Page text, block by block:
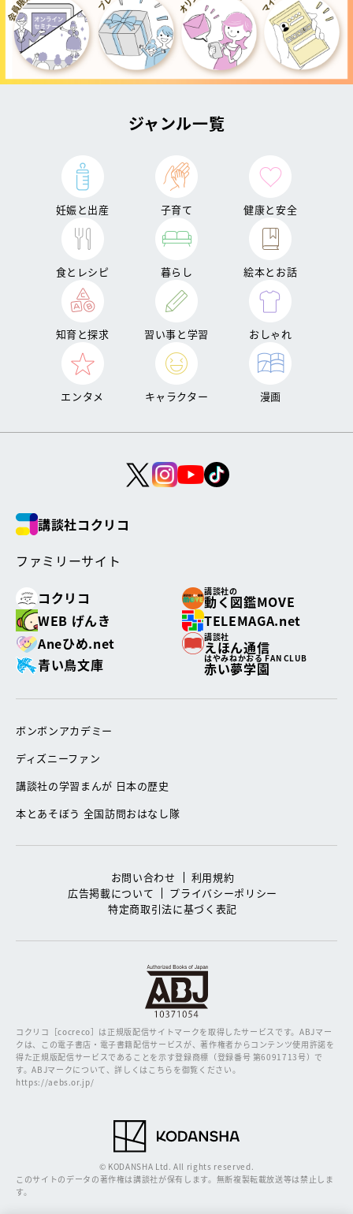
ジャンル一覧
妊娠と出産 子育て 健康と安全
食とレシピ 暮らし 絵本とお話
知育と探求 習い事と学習 おしゃれ
エンタメ キャラクター 漫画
講談社コクリコ
ファミリーサイト
コクリコ
講談社の
動く図鑑MOVE
WEB げんき
TELEMAGA.net
Aneひめ.net
講談社
えほん通信
青い鳥文庫
はやみねかおる FAN CLUB
赤い夢学園
ボンボンアカデミー
ディズニーファン
講談社の学習まんが 日本の歴史
本とあそぼう 全国訪問おはなし隊
お問い合わせ
利用規約
広告掲載について
プライバシーポリシー
特定商取引法に基づく表記
コクリコ［cocreco］は正規版配信サイトマークを取得したサービスです。ABJマー
クは、この電子書店・電子書籍配信サービスが、著作権者からコンテンツ使用許諾を
得た正規版配信サービスであることを示す登録商標（登録番号 第6091713号）で
す。ABJマークについて、詳しくはこちらを御覧ください。
https://aebs.or.jp/
© KODANSHA Ltd. All rights reserved.
このサイトのデータの著作権は講談社が保有します。無断複製転載放送等は禁止しま
す。